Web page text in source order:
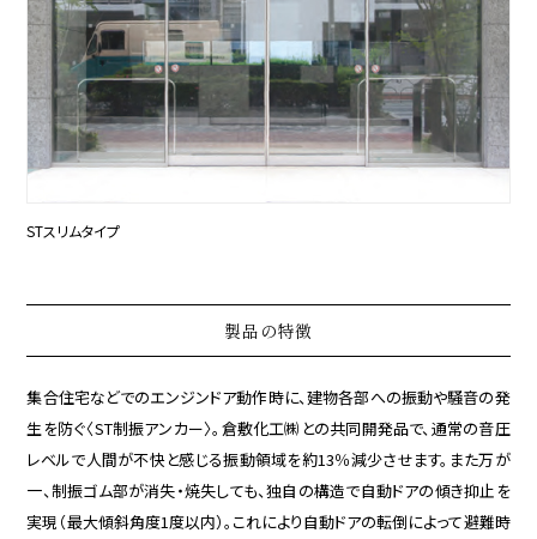
STスリムタイプ
製品の特徴
集合住宅などでのエンジンドア動作時に、建物各部への振動や騒音の発
生を防ぐ〈ST制振アンカー〉。倉敷化工㈱との共同開発品で、通常の音圧
レベルで人間が不快と感じる振動領域を約13％減少させます。また万が
一、制振ゴム部が消失・焼失しても、独自の構造で自動ドアの傾き抑止を
実現（最大傾斜角度1度以内）。これにより自動ドアの転倒によって避難時